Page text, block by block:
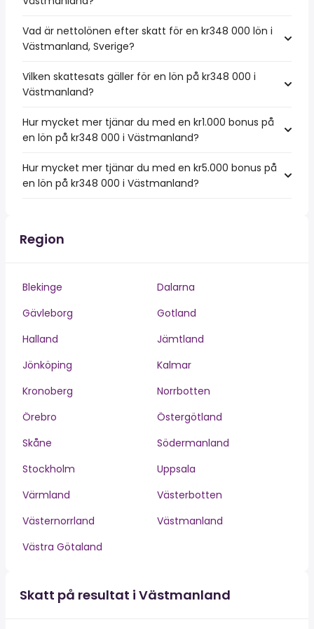
Vad är nettolönen efter skatt för en kr348 000 lön i
Västmanland, Sverige?
Vilken skattesats gäller för en lön på kr348 000 i
Västmanland?
Hur mycket mer tjänar du med en kr1.000 bonus på
en lön på kr348 000 i Västmanland?
Hur mycket mer tjänar du med en kr5.000 bonus på
en lön på kr348 000 i Västmanland?
Region
Blekinge
Dalarna
Gävleborg
Gotland
Halland
Jämtland
Jönköping
Kalmar
Kronoberg
Norrbotten
Örebro
Östergötland
Skåne
Södermanland
Stockholm
Uppsala
Värmland
Västerbotten
Västernorrland
Västmanland
Västra Götaland
Skatt på resultat i Västmanland